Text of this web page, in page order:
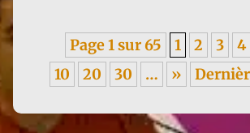
Page 1 sur 65 1 2 3 4
10
20 30 … »